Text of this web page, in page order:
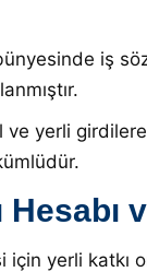
iş
.
yerli
.
yerli katkı